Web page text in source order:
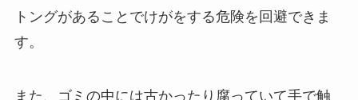
トングがあることでけがをする危険を回避できま
す。
また、ゴミの中には古かったり腐っていて手で触